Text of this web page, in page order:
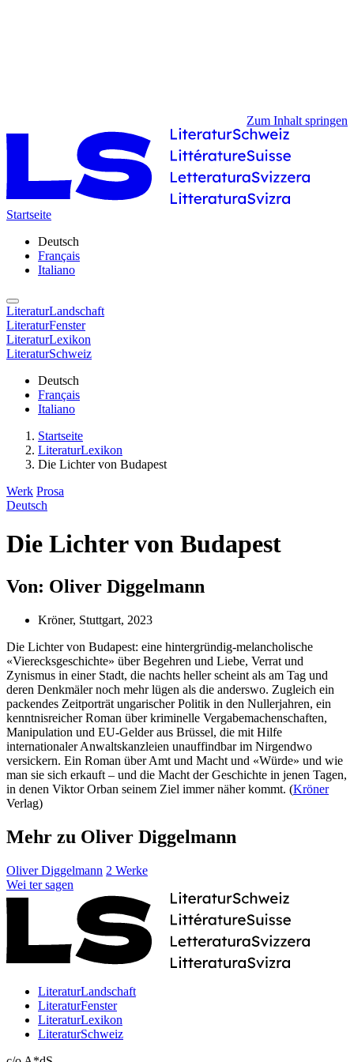
Zum Inhalt springen
Startseite
Deutsch
Français
Italiano
LiteraturLandschaft
LiteraturFenster
LiteraturLexikon
LiteraturSchweiz
Deutsch
Français
Italiano
Startseite
LiteraturLexikon
Die Lichter von Budapest
Werk Prosa
Deutsch
Die Lichter von Budapest
Von: Oliver Diggelmann
Kröner, Stuttgart, 2023
Die Lichter von Budapest: eine hintergründig-melancholische
«Vierecksgeschichte» über Begehren und Liebe, Verrat und
Zynismus in einer Stadt, die nachts heller scheint als am Tag und
deren Denkmäler noch mehr lügen als die anderswo. Zugleich ein
packendes Zeitporträt ungarischer Politik in den Nullerjahren, ein
kenntnisreicher Roman über kriminelle Vergabemachenschaften,
Manipulation und EU-Gelder aus Brüssel, die mit Hilfe
internationaler Anwaltskanzleien unauffindbar im Nirgendwo
versickern. Ein Roman über Amt und Macht und «Würde» und wie
man sie sich erkauft – und die Macht der Geschichte in jenen Tagen,
in denen Viktor Orban seinem Ziel immer näher kommt. (Kröner
Verlag)
Mehr zu Oliver Diggelmann
Oliver Diggelmann 2 Werke
Wei ter sagen
LiteraturLandschaft
LiteraturFenster
LiteraturLexikon
LiteraturSchweiz